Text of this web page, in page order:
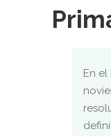
En el